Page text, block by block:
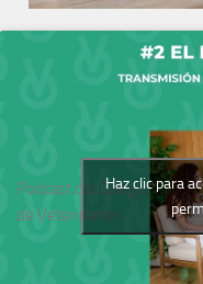
Podcast del Colegio
de Veterinarios
Haz clic para